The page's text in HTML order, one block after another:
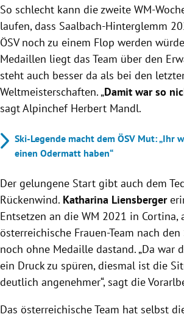
So schlecht kann die zweite WM-
laufen, dass Saalbach-Hinterglemm
ÖSV noch zu einem Flop werden
Medaillen liegt das Team über den
steht auch besser da als bei den
Weltmeisterschaften. „Damit war so
sagt Alpinchef Herbert Mandl.
Ski-Legende macht dem ÖSV Mut: „Ihr
einen Odermatt haben“
Der gelungene Start gibt auch dem
Rückenwind. Katharina Liensberger
Entsetzen an die WM 2021 in Cortina,
österreichische Frauen-Team nach den
noch ohne Medaille dastand. „Da war
ein Druck zu spüren, diesmal ist die
deutlich angenehmer“, sagt die
Das österreichische Team hat selbst